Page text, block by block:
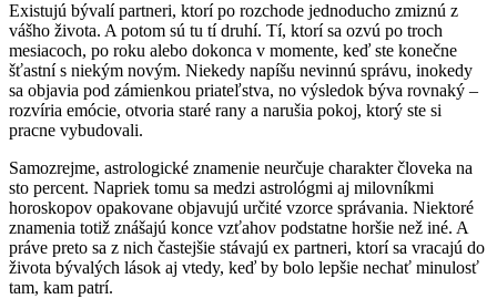
Existujú bývalí partneri, ktorí po rozchode jednoducho zmiznú z
vášho života. A potom sú tu tí druhí. Tí, ktorí sa ozvú po troch
mesiacoch, po roku alebo dokonca v momente, keď ste konečne
šťastní s niekým novým. Niekedy napíšu nevinnú správu, inokedy
sa objavia pod zámienkou priateľstva, no výsledok býva rovnaký –
rozvíria emócie, otvoria staré rany a narušia pokoj, ktorý ste si
pracne vybudovali.
Samozrejme, astrologické znamenie neurčuje charakter človeka na
sto percent. Napriek tomu sa medzi astrológmi aj milovníkmi
horoskopov opakovane objavujú určité vzorce správania. Niektoré
znamenia totiž znášajú konce vzťahov podstatne horšie než iné. A
práve preto sa z nich častejšie stávajú ex partneri, ktorí sa vracajú do
života bývalých lások aj vtedy, keď by bolo lepšie nechať minulosť
tam, kam patrí.